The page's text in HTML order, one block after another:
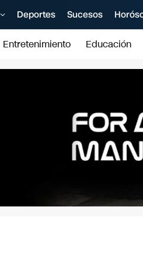
Deportes Sucesos
Entretenimiento Educación